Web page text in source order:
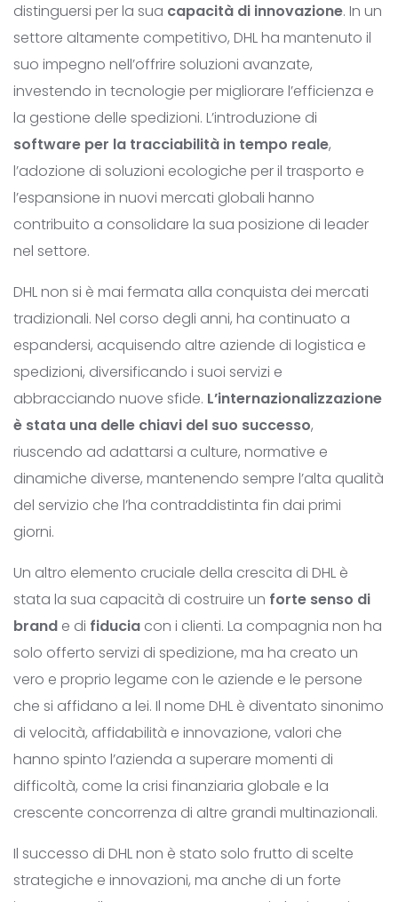
distinguersi per la sua capacità di innovazione. In un
settore altamente competitivo, DHL ha mantenuto il
suo impegno nell’offrire soluzioni avanzate,
investendo in tecnologie per migliorare l’efficienza e
la gestione delle spedizioni. L’introduzione di
software per la tracciabilità in tempo reale,
l’adozione di soluzioni ecologiche per il trasporto e
l’espansione in nuovi mercati globali hanno
contribuito a consolidare la sua posizione di leader
nel settore.
DHL non si è mai fermata alla conquista dei mercati
tradizionali. Nel corso degli anni, ha continuato a
espandersi, acquisendo altre aziende di logistica e
spedizioni, diversificando i suoi servizi e
abbracciando nuove sfide. L’internazionalizzazione
è stata una delle chiavi del suo successo,
riuscendo ad adattarsi a culture, normative e
dinamiche diverse, mantenendo sempre l’alta qualità
del servizio che l’ha contraddistinta fin dai primi
giorni.
Un altro elemento cruciale della crescita di DHL è
stata la sua capacità di costruire un forte senso di
brand e di fiducia con i clienti. La compagnia non ha
solo offerto servizi di spedizione, ma ha creato un
vero e proprio legame con le aziende e le persone
che si affidano a lei. Il nome DHL è diventato sinonimo
di velocità, affidabilità e innovazione, valori che
hanno spinto l’azienda a superare momenti di
difficoltà, come la crisi finanziaria globale e la
crescente concorrenza di altre grandi multinazionali.
Il successo di DHL non è stato solo frutto di scelte
strategiche e innovazioni, ma anche di un forte